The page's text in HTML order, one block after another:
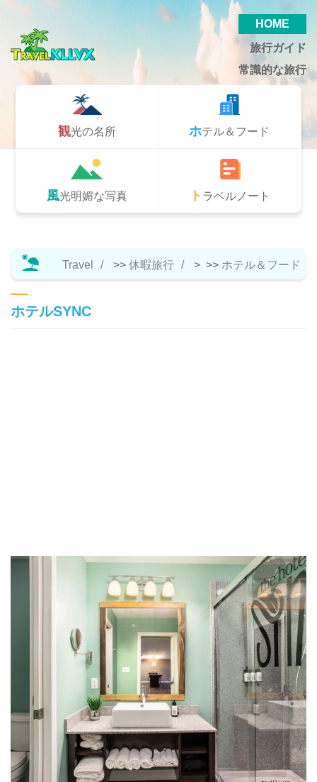
HOME
旅行ガイド
常識的な旅行
観光の名所 ホテル＆フード
風光明媚な写真 トラベルノート
Travel >> 休暇旅行 > >> ホテル＆フード
ホテルSYNC